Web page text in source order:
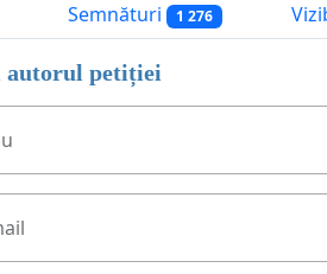
Semnături 1 276
autorul petiției